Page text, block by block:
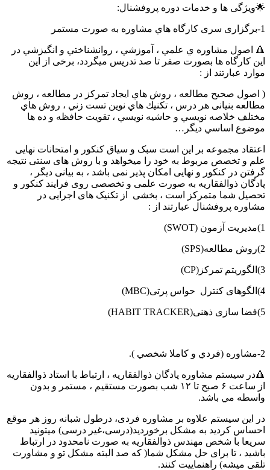
🌟ویژگی ها و خدمات دوره پروفشنال:
1-برگزاری سری كارگاه هاي مشاوره به صورت مستمر
🔺 اصول مشاوره ي علمي ، آموزشي ، روانشناختي و انگيزشي در
اين كارگاه ها بصورت صفر تا صد تدريس ميگردد، برخی از این
موارد عبارتند از :
( اصول صحيح مطالعه ، روش هاي ایجاد تمرکز در مطالعه ، روش
مطالعه بنیانی هر درس ، تكنيك هاي نوين تست زني ، روش هاي
مختلف خلاصه نويسي و حاشيه نويسي ، تقويت حافظه و ده ها
موضوع اساسي ديگر…
اعتقاد مجموعه بر این است سبک و سیاق کنکور و امتحانات نهایی
علم و تخصص مربوط به خود را میخواهد و با روش های سنتی نتیجه
گرفتن در کنکور و نهایی امکان پذیر نمی باشد ، به بیانی دیگر ،
پادگان ذوالفقاریه به صورت علمی و تخصصی روی فرایند کنکور و
تحصیل شما متمرکز است ، بخشی از تکنیک های اجرایی در
مشاوره پروفشنال عبارتند از :
1)مدیریت آزمون (SWOT)
2)روش مطالعه(SPS)
3)الگوریتم تمرکز(CP)
4)الگوهای کنترل حواس پرتی(MBC)
5)فضا سازی ذهنی(HABIT TRACKER)
2-مشاوره (فردي و كاملا شخصي ).
🔺در سيستم مشاوره پادگان ذوالفقاریه ، ارتباط با استاد ذوالفقاریه
از ساعت ۶ صبح تا ۱۲ شب بصورت مستقيم ، مستمر و بدون
واسطه مي باشد.
در اين سيستم علاوه بر مشاوره فردی، درطول شبانه روز هر موقع
احساس کردید به مشکل برخوردید(درسی،غیر درسی) میتونید
سریعا با شخص مهندس ذوالفقاریه به صورت نامحدود در ارتباط
باشید ، تا برای حل مشکل شما( که صد البته مشکل تو و مشاورت
تلقی میشه) راهنماییت کنند.